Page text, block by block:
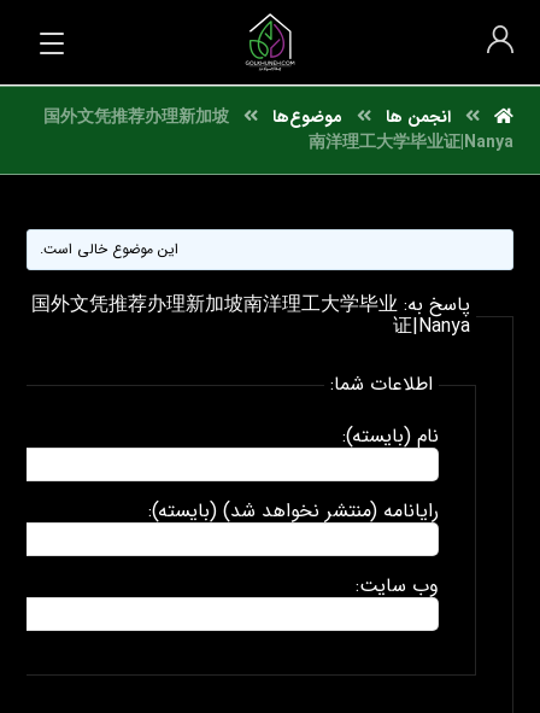
انجمن ها موضوع‌ها
国外文凭推荐办理新加坡
南洋理工大学毕业证|Nanya
این موضوع خالی است.
پاسخ به: 国外文凭推荐办理新加坡南洋理工大学毕业
证|Nanya
اطلاعات شما:
نام (بایسته):
رایانامه (منتشر نخواهد شد) (بایسته):
وب سایت: